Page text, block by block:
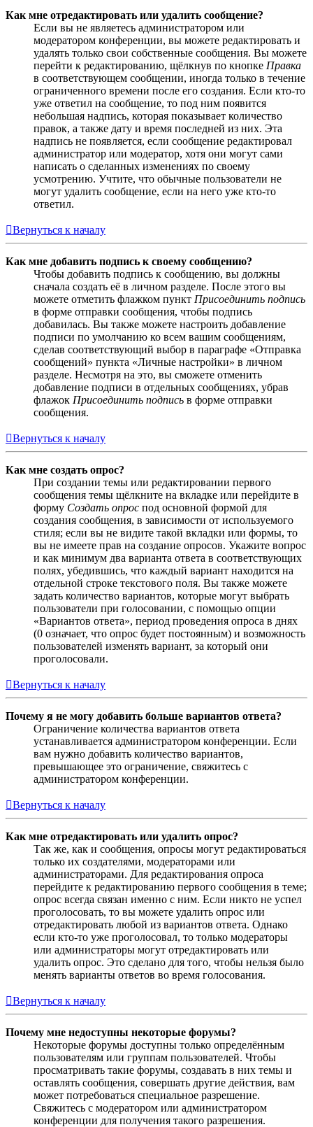
Как мне отредактировать или удалить сообщение?
Если вы не являетесь администратором или
модератором конференции, вы можете редактировать и
удалять только свои собственные сообщения. Вы можете
перейти к редактированию, щёлкнув по кнопке Правка
в соответствующем сообщении, иногда только в течение
ограниченного времени после его создания. Если кто-то
уже ответил на сообщение, то под ним появится
небольшая надпись, которая показывает количество
правок, а также дату и время последней из них. Эта
надпись не появляется, если сообщение редактировал
администратор или модератор, хотя они могут сами
написать о сделанных изменениях по своему
усмотрению. Учтите, что обычные пользователи не
могут удалить сообщение, если на него уже кто-то
ответил.
Вернуться к началу
Как мне добавить подпись к своему сообщению?
Чтобы добавить подпись к сообщению, вы должны
сначала создать её в личном разделе. После этого вы
можете отметить флажком пункт Присоединить подпись
в форме отправки сообщения, чтобы подпись
добавилась. Вы также можете настроить добавление
подписи по умолчанию ко всем вашим сообщениям,
сделав соответствующий выбор в параграфе «Отправка
сообщений» пункта «Личные настройки» в личном
разделе. Несмотря на это, вы сможете отменить
добавление подписи в отдельных сообщениях, убрав
флажок Присоединить подпись в форме отправки
сообщения.
Вернуться к началу
Как мне создать опрос?
При создании темы или редактировании первого
сообщения темы щёлкните на вкладке или перейдите в
форму Создать опрос под основной формой для
создания сообщения, в зависимости от используемого
стиля; если вы не видите такой вкладки или формы, то
вы не имеете прав на создание опросов. Укажите вопрос
и как минимум два варианта ответа в соответствующих
полях, убедившись, что каждый вариант находится на
отдельной строке текстового поля. Вы также можете
задать количество вариантов, которые могут выбрать
пользователи при голосовании, с помощью опции
«Вариантов ответа», период проведения опроса в днях
(0 означает, что опрос будет постоянным) и возможность
пользователей изменять вариант, за который они
проголосовали.
Вернуться к началу
Почему я не могу добавить больше вариантов ответа?
Ограничение количества вариантов ответа
устанавливается администратором конференции. Если
вам нужно добавить количество вариантов,
превышающее это ограничение, свяжитесь с
администратором конференции.
Вернуться к началу
Как мне отредактировать или удалить опрос?
Так же, как и сообщения, опросы могут редактироваться
только их создателями, модераторами или
администраторами. Для редактирования опроса
перейдите к редактированию первого сообщения в теме;
опрос всегда связан именно с ним. Если никто не успел
проголосовать, то вы можете удалить опрос или
отредактировать любой из вариантов ответа. Однако
если кто-то уже проголосовал, то только модераторы
или администраторы могут отредактировать или
удалить опрос. Это сделано для того, чтобы нельзя было
менять варианты ответов во время голосования.
Вернуться к началу
Почему мне недоступны некоторые форумы?
Некоторые форумы доступны только определённым
пользователям или группам пользователей. Чтобы
просматривать такие форумы, создавать в них темы и
оставлять сообщения, совершать другие действия, вам
может потребоваться специальное разрешение.
Свяжитесь с модератором или администратором
конференции для получения такого разрешения.